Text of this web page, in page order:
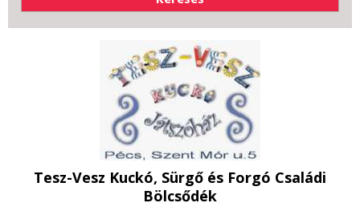
Tesz-Vesz Kuckó, Sürgő és Forgó Családi
Bölcsődék